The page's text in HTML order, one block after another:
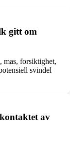
gitt om
mas, forsiktighet,
svindel
av